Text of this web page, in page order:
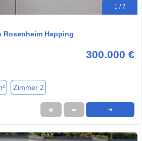
1 / 7
Rosenheim Happing
300.000 €
Zimmer 2
★ ➦ ➜